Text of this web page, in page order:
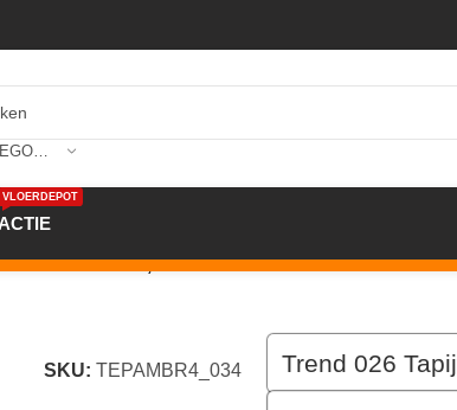
VLOERDEPOT
kleur 34 x 400,0
SKU: TEPAMBR4_034
Trend 026